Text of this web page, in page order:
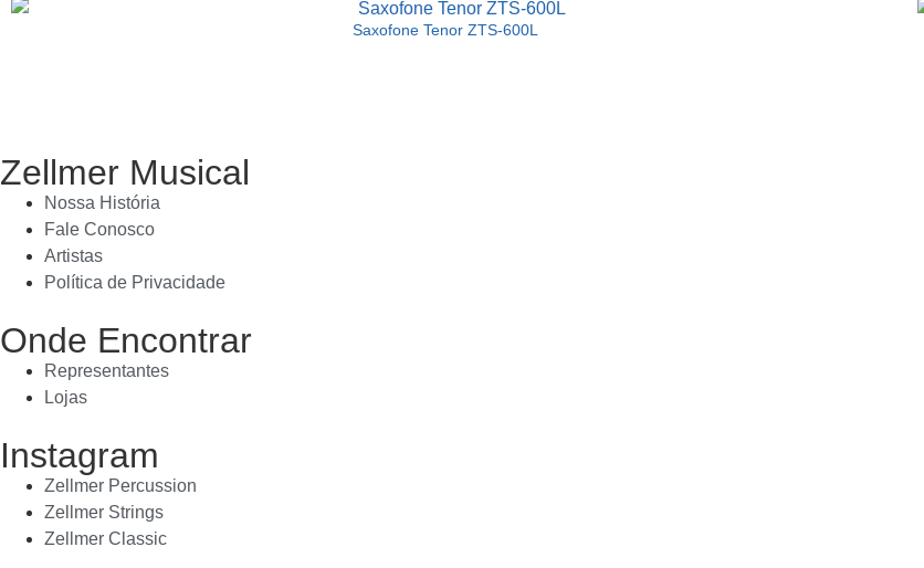
Saxofone Tenor ZTS-600L
Zellmer Musical
Nossa História
Fale Conosco
Artistas
Política de Privacidade
Onde Encontrar
Representantes
Lojas
Instagram
Zellmer Percussion
Zellmer Strings
Zellmer Classic